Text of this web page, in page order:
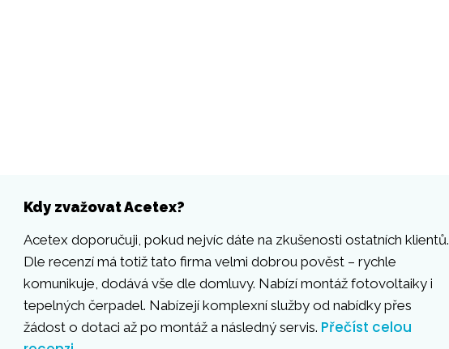
Kdy zvažovat Acetex?
Acetex doporučuji, pokud nejvíc dáte na zkušenosti ostatních klientů.
Dle recenzí má totiž tato firma velmi dobrou pověst – rychle
komunikuje, dodává vše dle domluvy. Nabízí montáž fotovoltaiky i
tepelných čerpadel. Nabízejí komplexní služby od nabídky přes
žádost o dotaci až po montáž a následný servis. Přečíst celou